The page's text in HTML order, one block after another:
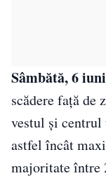
Sâmbătă, 6
scădere față de
vestul și
astfel încât
majoritate între